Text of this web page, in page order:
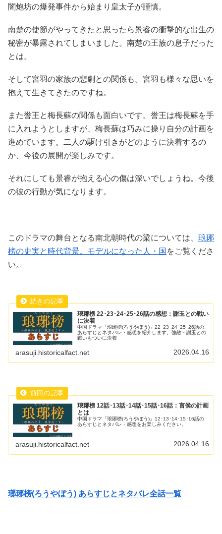
闇炮坊の爆発事件から始まり皇太子が謹慎。
南楚の使節がやってきたと思ったら景睿の衝撃的な出生の
秘密が暴露されてしまいました。南楚の王族の息子だった
とは。
そして宮羽の家族の悲劇との関係も。宮羽も様々な思いを
抱えて生きてきたのですね。
また誉王と梅長蘇の関係も面白いです。誉王は梅長蘇を手
に入れようとしますが、梅長蘇は巧みに操り自分の計画を
進めています。二人の駆け引きがどのように決着するの
か、今後の展開が楽しみです。
それにしても景睿が抱える心の傷は深いでしょうね。今後
の彼の行動が気になります。
このドラマの舞台となる南北朝時代の梁については、 琅琊
榜の史実と時代背景。モデルになった人・国 をご覧くださ
い。
琅琊榜 22･23･24･25･26話の感想：謝玉との戦い
に決着
中国ドラマ「琅琊榜(ろうやぼう)」22･23･24･25･26話の
あらすじとネタバレ・感想を紹介します。強敵・謝玉との
戦いもついに決着
arasuji.historicalfact.net 2026.04.16
琅琊榜 12話･13話･14話･15話･16話：言侯の計画
とは
中国ドラマ「琅琊榜(ろうやぼう)」12･13･14･15･16話の
あらすじとネタバレ・感想をお楽しみください。
arasuji.historicalfact.net 2026.04.16
瑯琊榜(ろうやぼう) あらすじとネタバレ全話一覧